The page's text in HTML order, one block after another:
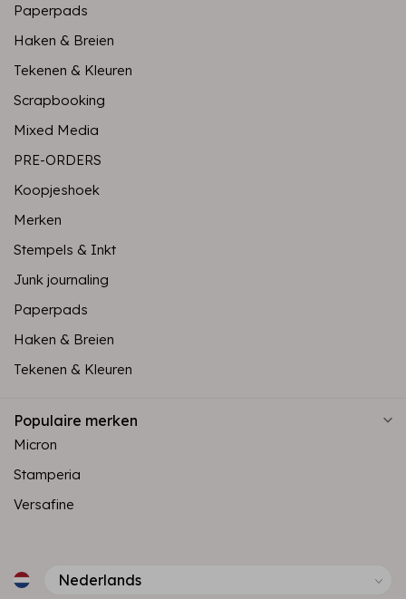
Paperpads
Haken & Breien
Tekenen & Kleuren
Scrapbooking
Mixed Media
PRE-ORDERS
Koopjeshoek
Merken
Stempels & Inkt
Junk journaling
Paperpads
Haken & Breien
Tekenen & Kleuren
Populaire merken
Micron
Stamperia
Versafine